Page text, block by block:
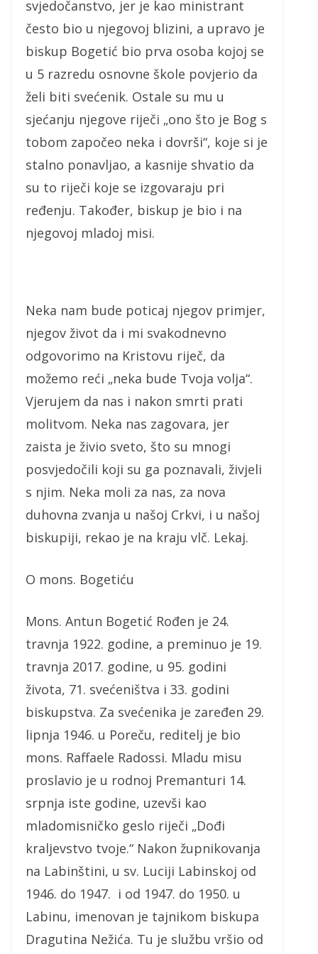
svjedočanstvo, jer je kao ministrant
često bio u njegovoj blizini, a upravo je
biskup Bogetić bio prva osoba kojoj se
u 5 razredu osnovne škole povjerio da
želi biti svećenik. Ostale su mu u
sjećanju njegove riječi „ono što je Bog s
tobom započeo neka i dovrši“, koje si je
stalno ponavljao, a kasnije shvatio da
su to riječi koje se izgovaraju pri
ređenju. Također, biskup je bio i na
njegovoj mladoj misi.
Neka nam bude poticaj njegov primjer,
njegov život da i mi svakodnevno
odgovorimo na Kristovu riječ, da
možemo reći „neka bude Tvoja volja“.
Vjerujem da nas i nakon smrti prati
molitvom. Neka nas zagovara, jer
zaista je živio sveto, što su mnogi
posvjedočili koji su ga poznavali, živjeli
s njim. Neka moli za nas, za nova
duhovna zvanja u našoj Crkvi, i u našoj
biskupiji, rekao je na kraju vlč. Lekaj.
O mons. Bogetiću
Mons. Antun Bogetić Rođen je 24.
travnja 1922. godine, a preminuo je 19.
travnja 2017. godine, u 95. godini
života, 71. svećeništva i 33. godini
biskupstva. Za svećenika je zaređen 29.
lipnja 1946. u Poreču, reditelj je bio
mons. Raffaele Radossi. Mladu misu
proslavio je u rodnoj Premanturi 14.
srpnja iste godine, uzevši kao
mladomisničko geslo riječi „Dođi
kraljevstvo tvoje.“ Nakon župnikovanja
na Labinštini, u sv. Luciji Labinskoj od
1946. do 1947. i od 1947. do 1950. u
Labinu, imenovan je tajnikom biskupa
Dragutina Nežića. Tu je službu vršio od